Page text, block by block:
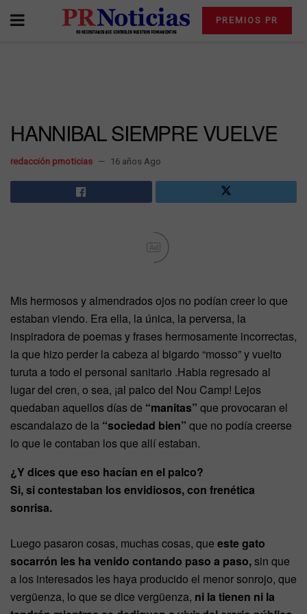
PREMIOS PR
HANNIBAL SIEMPRE VUELVE
redacción prnoticias 16 años Ago
Ad
Mis hermosos y almendrados ojos no podían creer lo que
estaban viendo. Era ella, la única, la perversa, la
inspiradora de poemas y frases hermosamente incorrectas,
la que hizo perder la cabeza al bigardo “mosso” y vuelto
turuta a todo el personal sanitario .Habia regresado al
lugar del cren, o sea, ¡al palco del Nou Camp! Lejos
quedaban aquellos días de “manitas” que provocaran el
escandalazo de la “sociedad bien” que no podía creerse
lo que le contaban los que allí estaban.
¿Y dices que eso hacían en el palco?
Si, si contestaban los envidiosos, con frenética
sonrisa.
Luego pasaron cosas, muchas cosas, que este gato
socarrón les ha venido contando paso a paso,sin que
a los interesados les haya producido el menor sonrojo, que
vergüenza, lo que se dice vergüenza, ni la tienen ni la